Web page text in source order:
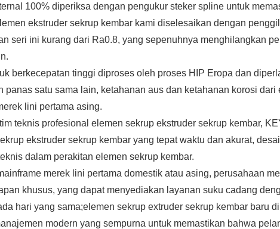
100% diperiksa dengan pengukur steker spline untuk
ekstruder sekrup kembar kami diselesaikan dengan
seri ini kurang dari Ra0.8, yang sepenuhnya menghilangkan
berkecepatan tinggi diproses oleh proses HIP Eropa dan
panas satu sama lain, ketahanan aus dan ketahanan korosi
lini pertama asing.
teknis profesional elemen sekrup ekstruder sekrup kembar,
ekstruder sekrup kembar yang tepat waktu dan akurat,
dalam perakitan elemen sekrup kembar.
merek lini pertama domestik atau asing, perusahaan
khusus, yang dapat menyediakan layanan suku cadang
hari yang sama;elemen sekrup extruder sekrup kembar baru
modern yang sempurna untuk memastikan bahwa